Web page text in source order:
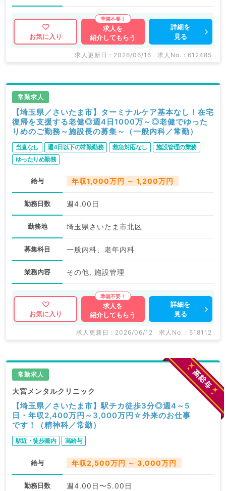
お気に入り
求人を
紹介してもらう
詳細を
見る
求人更新日 : 2026/06/16 求人No. : 612485
常勤求人
【埼玉県／さいたま市】ターミナルケア基本なし！在宅
復帰を支援する老健◎週4日1000万～◎老健でゆった
りめのご勤務～施設長の募集～（一般内科／常勤）
当直なし 週4日以下の常勤勤務 救急対応なし
施設管理の業務
ゆったりめ勤務
給与 年収1,000万円 ～ 1,200万円
勤務日数 週4.00日
勤務地 埼玉県さいたま市北区
募集科目 一般内科、老年内科
業務内容 その他, 施設管理
お気に入り
求人を
紹介してもらう
詳細を
見る
求人更新日 : 2026/06/12 求人No. : 518112
常勤求人
大宮メンタルクリニック
【埼玉県／さいたま市】駅チカ徒歩3分◎週4～5
日・年収2,400万円～3,000万円☆外来のお仕事
です！（精神科／常勤）
駅近・徒歩圏内 高給与
給与 年収2,500万円 ～ 3,000万円
勤務日数 週4.00日〜5.00日